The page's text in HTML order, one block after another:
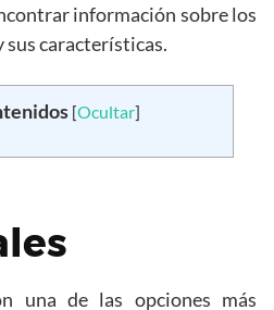
información sobre los
características.
[Ocultar]
una de las opciones más